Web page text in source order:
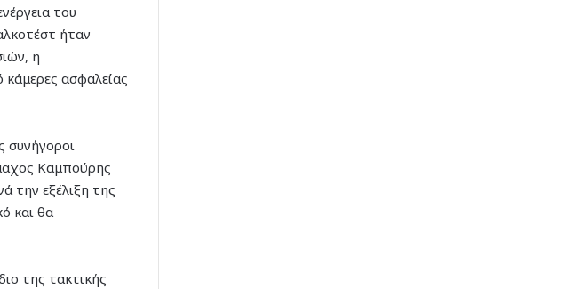
του
ήταν
η
ασφαλείας
συνήγοροι
Καμπούρης
την εξέλιξη της
και θα
της τακτικής